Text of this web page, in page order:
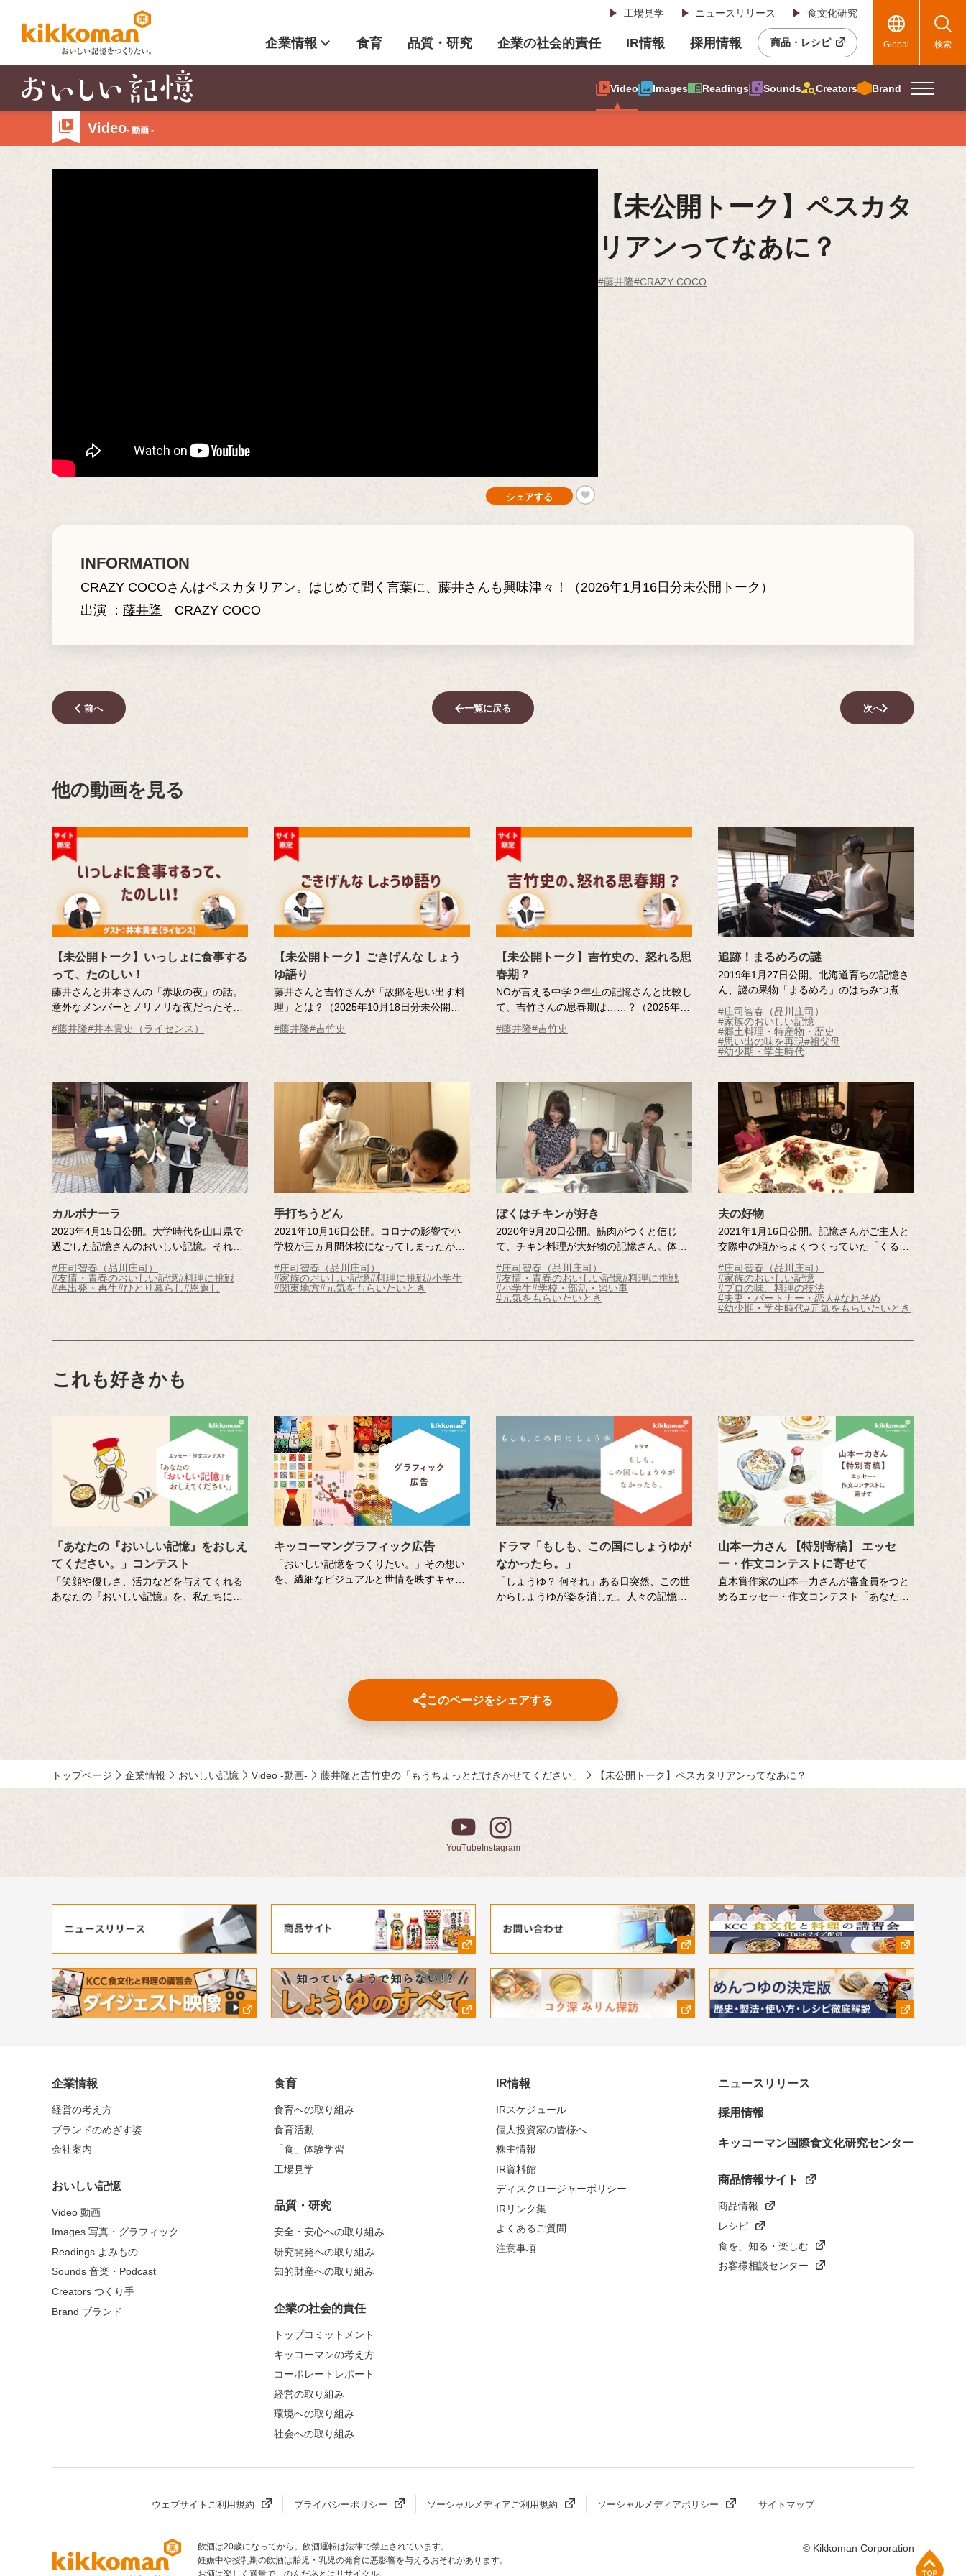
工場見学 ニュースリリース 食文化研究
企業情報 食育 品質・研究 企業の社会的責任 IR情報 採用情報 商品・レシピ Global 検索
Video Images Readings Sounds Creators Brand
Video- 動画 -
シェアする
【未公開トーク】ペスカタ
リアンってなあに？
#藤井隆#CRAZY COCO
INFORMATION
CRAZY COCOさんはペスカタリアン。はじめて聞く言葉に、藤井さんも興味津々！（2026年1月16日分未公開トーク）
出演 ： 藤井隆 CRAZY COCO
前へ 一覧に戻る 次へ
他の動画を見る
【未公開トーク】いっしょに食事する
って、たのしい！
藤井さんと井本さんの「赤坂の夜」の話。
意外なメンバーとノリノリな夜だったそう
で……。（2025年11月21日分未公開トー
ク）
#藤井隆#井本貴史（ライセンス）
【未公開トーク】ごきげんな しょう
ゆ語り
藤井さんと吉竹さんが「故郷を思い出す料
理」とは？（2025年10月18日分未公開ト
ーク）
#藤井隆#吉竹史
【未公開トーク】吉竹史の、怒れる思
春期？
NOが言える中学２年生の記憶さんと比較し
て、吉竹さんの思春期は……？（2025年9
月20日分未公開トーク）
#藤井隆#吉竹史
追跡！まるめろの謎
2019年1月27日公開。北海道育ちの記憶さ
ん、謎の果物「まるめろ」のはちみつ煮を
60年前に食べました。が、それ以来、聞い
たことも見たこともない！いったい「まる
めろ」とはどんな果物なのか？その正体を
探ります。
#庄司智春（品川庄司）
#家族のおいしい記憶
#郷土料理・特産物・歴史
#思い出の味を再現#祖父母
#幼少期・学生時代
カルボナーラ
2023年4月15日公開。大学時代を山口県で
過ごした記憶さんのおいしい記憶。それ
は、お金がなく苦しかった頃に、友人がつ
くってくれたカルボナーラ。当時は感謝を
伝えることができなかった友人に、恩返し
#庄司智春（品川庄司）
#友情・青春のおいしい記憶#料理に挑戦
#再出発・再生#ひとり暮らし#恩返し
手打ちうどん
2021年10月16日公開。コロナの影響で小
学校が三ヵ月間休校になってしまったが、
自宅で家族とすごすおうち時間はとても楽
しかったという記憶さん。特別な思い出
は、家族みんなでつくった「手打ちうど
#庄司智春（品川庄司）
#家族のおいしい記憶#料理に挑戦#小学生
#関東地方#元気をもらいたいとき
ぼくはチキンが好き
2020年9月20日公開。筋肉がつくと信じ
て、チキン料理が大好物の記憶さん。体操
と水泳で体を鍛えているが、細身の体型が
悩みの種。憧れのコーチのように筋肉をつ
けて大きくなりたい！という願いを叶える
ため、調査員と"筋肉料理"を学びます。（7
#庄司智春（品川庄司）
#友情・青春のおいしい記憶#料理に挑戦
#小学生#学校・部活・習い事
#元気をもらいたいとき
夫の好物
2021年1月16日公開。記憶さんがご主人と
交際中の頃からよくつくっていた「くるみ
入りのバターケーキ」。久しぶりにつくる
と、少し重たく感じる。これからもおいし
く食べられるように、記憶さん憧れの今田
美奈子先生に直接教えていただくサプライ
#庄司智春（品川庄司）
#家族のおいしい記憶
#プロの味、料理の技法
#夫妻・パートナー・恋人#なれそめ
#幼少期・学生時代#元気をもらいたいとき
これも好きかも
「あなたの『おいしい記憶』をおしえ
てください。」コンテスト
「笑顔や優しさ、活力などを与えてくれる
あなたの『おいしい記憶』を、私たちにお
キッコーマングラフィック広告
「おいしい記憶をつくりたい。」その想い
を、繊細なビジュアルと世情を映すキャッ
ドラマ「もしも、この国にしょうゆが
なかったら。」
「しょうゆ？ 何それ」ある日突然、この世
からしょうゆが姿を消した。人々の記憶か
出演：山崎雄大、蒼井陽奈、森本のぶ、三
谷麟太郎 ／馬渕英里何／東ちづる／村田雄
山本一力さん 【特別寄稿】 エッセ
ー・作文コンテストに寄せて
直木賞作家の山本一力さんが審査員をつと
めるエッセー・作文コンテスト「あなたの
このページをシェアする
トップページ 企業情報 おいしい記憶 Video -動画- 藤井隆と吉竹史の「もうちょっとだけきかせてください」 【未公開トーク】ペスカタリアンってなあに？
YouTube Instagram
企業情報
経営の考え方
ブランドのめざす姿
会社案内
おいしい記憶
Video 動画
Images 写真・グラフィック
Readings よみもの
Sounds 音楽・Podcast
Creators つくり手
Brand ブランド
食育
食育への取り組み
食育活動
「食」体験学習
工場見学
品質・研究
安全・安心への取り組み
研究開発への取り組み
知的財産への取り組み
企業の社会的責任
トップコミットメント
キッコーマンの考え方
コーポレートレポート
経営の取り組み
環境への取り組み
社会への取り組み
IR情報
IRスケジュール
個人投資家の皆様へ
株主情報
IR資料館
ディスクロージャーポリシー
IRリンク集
よくあるご質問
注意事項
ニュースリリース
採用情報
キッコーマン国際食文化研究センター
商品情報サイト
商品情報
レシピ
食を、知る・楽しむ
お客様相談センター
ウェブサイトご利用規約 プライバシーポリシー ソーシャルメディアご利用規約 ソーシャルメディアポリシー サイトマップ
飲酒は20歳になってから。飲酒運転は法律で禁止されています。
妊娠中や授乳期の飲酒は胎児・乳児の発育に悪影響を与えるおそれがあります。
お酒は楽しく適量で。のんだあとはリサイクル。
© Kikkoman Corporation